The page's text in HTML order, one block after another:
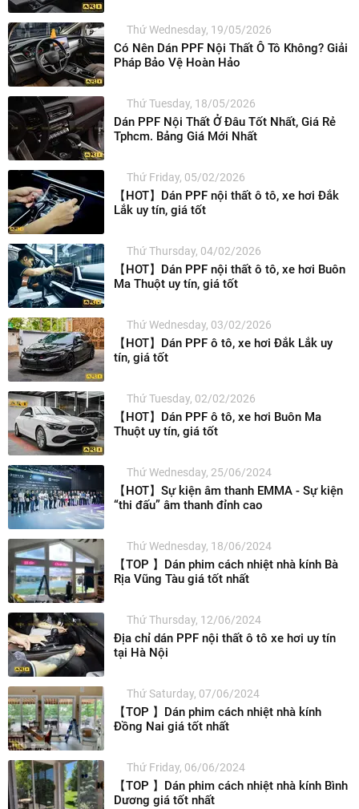
Thứ Wednesday, 19/05/2026
Có Nên Dán PPF Nội Thất Ô Tô Không? Giải
Pháp Bảo Vệ Hoàn Hảo
Thứ Tuesday, 18/05/2026
Dán PPF Nội Thất Ở Đâu Tốt Nhất, Giá Rẻ
Tphcm. Bảng Giá Mới Nhất
Thứ Friday, 05/02/2026
【HOT】Dán PPF nội thất ô tô, xe hơi Đắk
Lắk uy tín, giá tốt
Thứ Thursday, 04/02/2026
【HOT】Dán PPF nội thất ô tô, xe hơi Buôn
Ma Thuột uy tín, giá tốt
Thứ Wednesday, 03/02/2026
【HOT】Dán PPF ô tô, xe hơi Đắk Lắk uy
tín, giá tốt
Thứ Tuesday, 02/02/2026
【HOT】Dán PPF ô tô, xe hơi Buôn Ma
Thuột uy tín, giá tốt
Thứ Wednesday, 25/06/2024
【HOT】Sự kiện âm thanh EMMA - Sự kiện
“thi đấu” âm thanh đỉnh cao
Thứ Wednesday, 18/06/2024
【TOP 】Dán phim cách nhiệt nhà kính Bà
Rịa Vũng Tàu giá tốt nhất
Thứ Thursday, 12/06/2024
Địa chỉ dán PPF nội thất ô tô xe hơi uy tín
tại Hà Nội
Thứ Saturday, 07/06/2024
【TOP 】Dán phim cách nhiệt nhà kính
Đồng Nai giá tốt nhất
Thứ Friday, 06/06/2024
【TOP 】Dán phim cách nhiệt nhà kính Bình
Dương giá tốt nhất